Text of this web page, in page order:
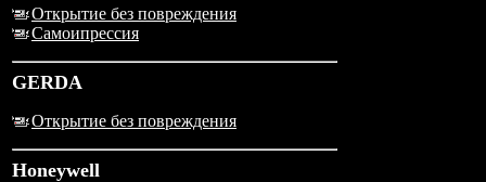
Открытие без повреждения
Самоипрессия
GERDA
Открытие без повреждения
Honeywell